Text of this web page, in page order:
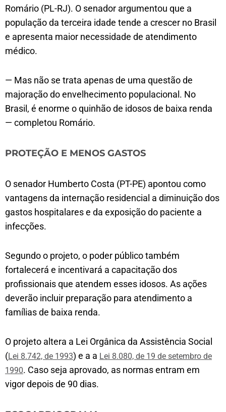
Romário (PL-RJ). O senador argumentou que a
população da terceira idade tende a crescer no Brasil
e apresenta maior necessidade de atendimento
médico.
— Mas não se trata apenas de uma questão de
majoração do envelhecimento populacional. No
Brasil, é enorme o quinhão de idosos de baixa renda
— completou Romário.
PROTEÇÃO E MENOS GASTOS
O senador Humberto Costa (PT-PE) apontou como
vantagens da internação residencial a diminuição dos
gastos hospitalares e da exposição do paciente a
infecções.
Segundo o projeto, o poder público também
fortalecerá e incentivará a capacitação dos
profissionais que atendem esses idosos. As ações
deverão incluir preparação para atendimento a
famílias de baixa renda.
O projeto altera a Lei Orgânica da Assistência Social
(Lei 8.742, de 1993) e a a Lei 8.080, de 19 de setembro de
1990. Caso seja aprovado, as normas entram em
vigor depois de 90 dias.